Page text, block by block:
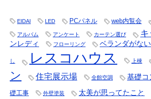
EIDAI LED PCパネル web内覧会
アルバム アンケート カーテン選び キ
ンレディ
フローリング ベランダがな
し レスコハウス 上棟
ン
住宅展示場 全館空調 基礎コ
礎工事 外壁塗装 太美が思ってたこと